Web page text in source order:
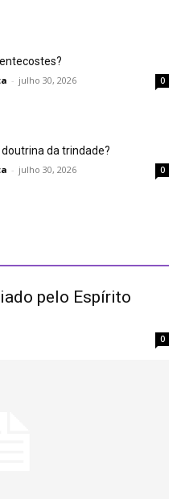
- julho 30, 2026 0
doutrina da trindade?
- julho 30, 2026 0
pelo Espírito
0